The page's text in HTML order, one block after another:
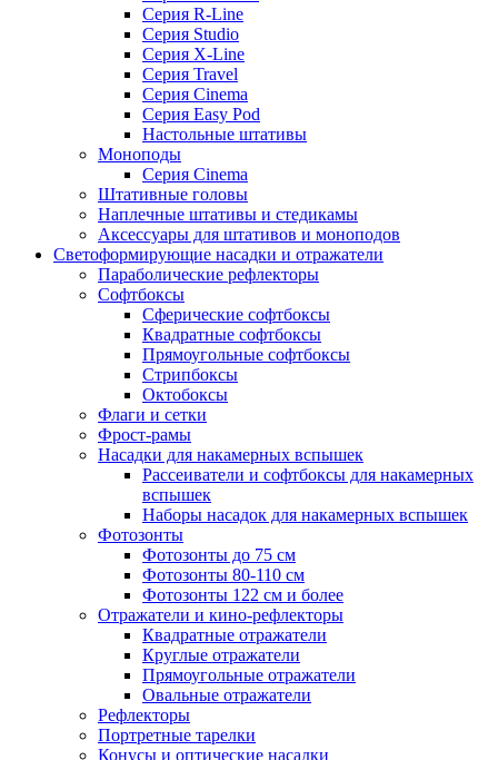
Серия R-Line
Серия Studio
Серия X-Line
Серия Travel
Серия Cinema
Серия Easy Pod
Настольные штативы
Моноподы
Серия Cinema
Штативные головы
Наплечные штативы и стедикамы
Аксессуары для штативов и моноподов
Светоформирующие насадки и отражатели
Параболические рефлекторы
Софтбоксы
Сферические софтбоксы
Квадратные софтбоксы
Прямоугольные софтбоксы
Стрипбоксы
Октобоксы
Флаги и сетки
Фрост-рамы
Насадки для накамерных вспышек
Рассеиватели и софтбоксы для накамерных
вспышек
Наборы насадок для накамерных вспышек
Фотозонты
Фотозонты до 75 см
Фотозонты 80-110 см
Фотозонты 122 см и более
Отражатели и кино-рефлекторы
Квадратные отражатели
Круглые отражатели
Прямоугольные отражатели
Овальные отражатели
Рефлекторы
Портретные тарелки
Конусы и оптические насадки